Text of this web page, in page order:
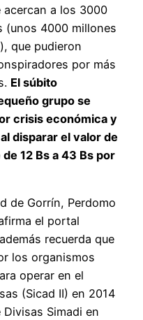
acercan a los 3000
(unos 4000 millones
que pudieron
por más
El súbito
grupo se
crisis económica y
disparar el valor de
12 Bs a 43 Bs por
de Gorrín, Perdomo
el portal
recuerda que
los organismos
operar en el
(Sicad II) en 2014
Simadi en